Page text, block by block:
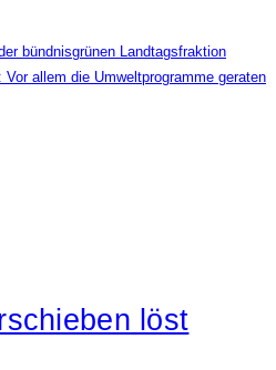
bündnisgrünen Landtagsfraktion
allem die Umweltprogramme geraten
löst